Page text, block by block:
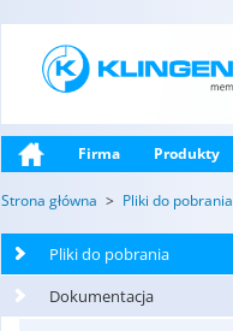
Firma Produkty
Strona główna Pliki do pobrania
Pliki do pobrania
Dokumentacja